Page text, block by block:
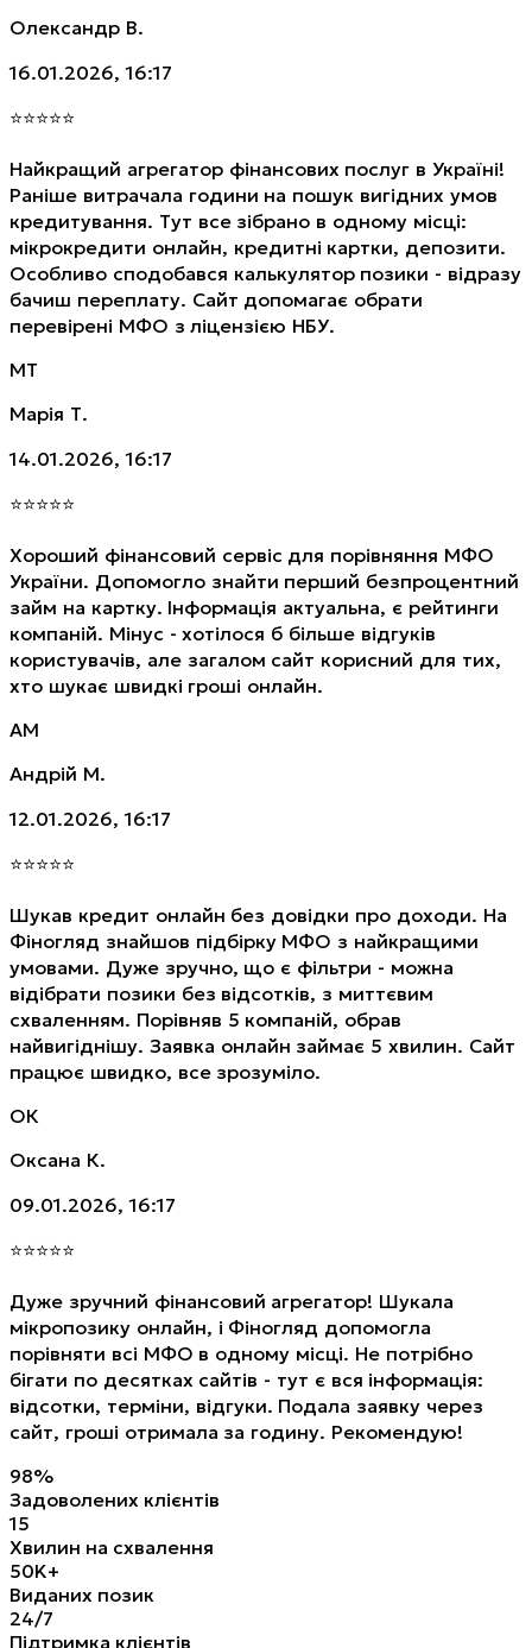
Олександр В.
16.01.2026, 16:17
⭐⭐⭐⭐⭐
Найкращий агрегатор фінансових послуг в Україні!
Раніше витрачала години на пошук вигідних умов
кредитування. Тут все зібрано в одному місці:
мікрокредити онлайн, кредитні картки, депозити.
Особливо сподобався калькулятор позики - відразу
бачиш переплату. Сайт допомагає обрати
перевірені МФО з ліцензією НБУ.
МТ
Марія Т.
14.01.2026, 16:17
⭐⭐⭐⭐⭐
Хороший фінансовий сервіс для порівняння МФО
України. Допомогло знайти перший безпроцентний
займ на картку. Інформація актуальна, є рейтинги
компаній. Мінус - хотілося б більше відгуків
користувачів, але загалом сайт корисний для тих,
хто шукає швидкі гроші онлайн.
АМ
Андрій М.
12.01.2026, 16:17
⭐⭐⭐⭐⭐
Шукав кредит онлайн без довідки про доходи. На
Фіногляд знайшов підбірку МФО з найкращими
умовами. Дуже зручно, що є фільтри - можна
відібрати позики без відсотків, з миттєвим
схваленням. Порівняв 5 компаній, обрав
найвигіднішу. Заявка онлайн займає 5 хвилин. Сайт
працює швидко, все зрозуміло.
ОК
Оксана К.
09.01.2026, 16:17
⭐⭐⭐⭐⭐
Дуже зручний фінансовий агрегатор! Шукала
мікропозику онлайн, і Фіногляд допомогла
порівняти всі МФО в одному місці. Не потрібно
бігати по десятках сайтів - тут є вся інформація:
відсотки, терміни, відгуки. Подала заявку через
сайт, гроші отримала за годину. Рекомендую!
98%
Задоволених клієнтів
15
Хвилин на схвалення
50K+
Виданих позик
24/7
Підтримка клієнтів